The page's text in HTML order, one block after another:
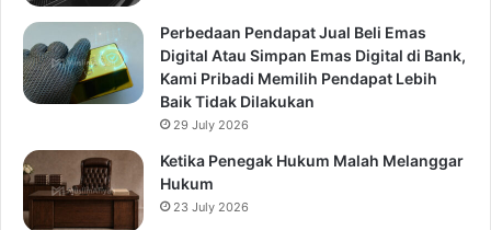
Perbedaan Pendapat Jual Beli Emas
Digital Atau Simpan Emas Digital di Bank,
Kami Pribadi Memilih Pendapat Lebih
Baik Tidak Dilakukan
29 July 2026
Ketika Penegak Hukum Malah Melanggar
Hukum
23 July 2026